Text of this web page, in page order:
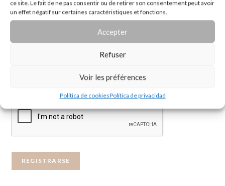
ce site. Le fait de ne pas consentir ou de retirer son consentement peut avoir
un effet négatif sur certaines caractéristiques et fonctions.
Accepter
Refuser
Voir les préférences
Política de cookiesPolítica de privacidad
Terms of use
Conditions générales d'utilisations
Vos données personnelles seront utilisées pour améliorer votre
à d'autres fins décrites dans notrepolítica de privacidad
REGISTRARSE